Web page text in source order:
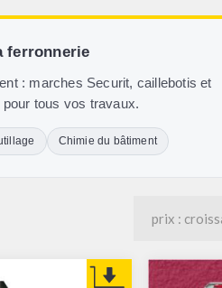
ferronnerie
: marches Securit, caillebotis et
tous vos travaux.
Chimie du bâtiment